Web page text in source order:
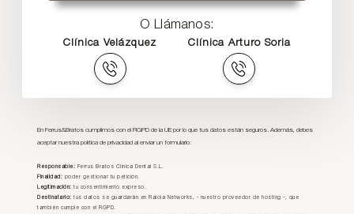
O Llámanos:
Clínica Velázquez Clínica Arturo Soria
En Ferrus&Bratos cumplimos con el RGPD de la UE por lo que tus datos están seguros. Además, debes
aceptar nuestra política de privacidad al enviar un formulario:
Responsable: Ferrus Bratos Clínica Dental S.L.
Finalidad: poder gestionar tu petición.
Legitimación: tu consentimiento expreso.
Destinatario: tus datos se guardarán en Raiola Networks, - nuestro proveedor de hosting -, que
también cumple con el RGPD.